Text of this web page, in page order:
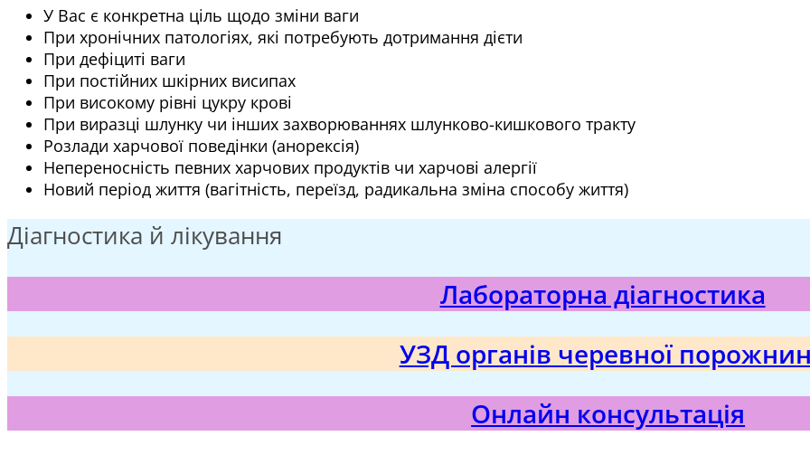
У Вас є конкретна ціль щодо зміни ваги
При хронічних патологіях, які потребують дотримання дієти
При дефіциті ваги
При постійних шкірних висипах
При високому рівні цукру крові
При виразці шлунку чи інших захворюваннях шлунково-кишкового тракту
Розлади харчової поведінки (анорексія)
Непереносність певних харчових продуктів чи харчові алергії
Новий період життя (вагітність, переїзд, радикальна зміна способу життя)
Діагностика й лікування
Лабораторна діагностика
УЗД органів черевної
Онлайн консультація